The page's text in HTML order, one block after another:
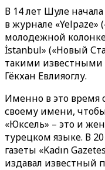
В 14 лет Шуле
в журнале «Yelpaze»
молодежной
İstanbul» («Новый
такими известными
Гёкхан Евлияоглу.
Именно в это время
своему имени,
«Юксель» – это и
турецком языке. В
газеты «Kadın
издавал известный